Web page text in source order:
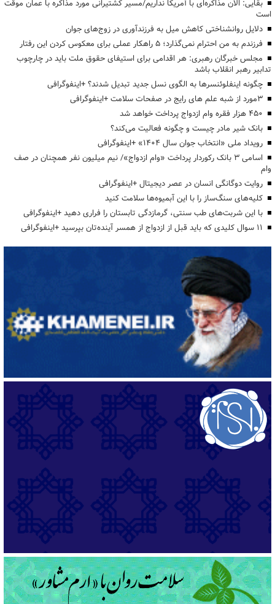
بقایی: الان مذاکره‌ای با آمریکا نداریم/مسیر کشتیرانی مورد مذاکره با عمان موقت
است
دلایل روانشناختی کاهش میل به فرزندآوری در زوج‌های جوان
فرزندم به من احترام نمی‌گذارد؛ ۵ راهکار عملی برای معکوس کردن این رفتار
مجلس خبرگان رهبری: هر اقدامی برای استیفای حقوق ملت باید در چارچوب
تدابیر رهبر انقلاب باشد
چگونه اینفلوئنسرها به الگوی نسل جدید تبدیل شدند؟ +اینفوگرافی
3مورد از شبه علم های رایج در صفحات سلامت +اینفوگرافی
۴۵۰ هزار فقره وام ازدواج پرداخت خواهد شد
بانک شیر مادر چیست و چگونه فعالیت می‌کند؟
رویداد ملی «انتخاب جوان سال ۱۴۰۴» +اینفوگرافی
اسامی ۳ بانک رکوردار پرداخت «وام ازدواج»/ نیم میلیون نفر همچنان در صف
وام
روایت دوگانگی انسان در عصر دیجیتال +اینفوگرافی
کلیه‌های سنگ‌ساز را با این آبمیوه‌ها سلامت کنید
با این شربت‌های طب سنتی، گرمازدگی تابستان را فراری دهید +اینفوگرافی
۱۱ سوال کلیدی که باید قبل از ازدواج از همسر آینده‌تان بپرسید +اینفوگرافی